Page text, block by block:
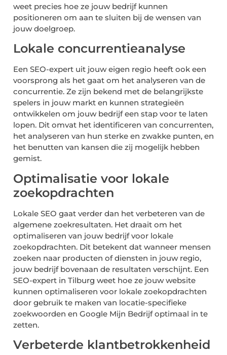
weet precies hoe ze jouw bedrijf kunnen
positioneren om aan te sluiten bij de wensen van
jouw doelgroep.
Lokale concurrentieanalyse
Een SEO-expert uit jouw eigen regio heeft ook een
voorsprong als het gaat om het analyseren van de
concurrentie. Ze zijn bekend met de belangrijkste
spelers in jouw markt en kunnen strategieën
ontwikkelen om jouw bedrijf een stap voor te laten
lopen. Dit omvat het identificeren van concurrenten,
het analyseren van hun sterke en zwakke punten, en
het benutten van kansen die zij mogelijk hebben
gemist.
Optimalisatie voor lokale
zoekopdrachten
Lokale SEO gaat verder dan het verbeteren van de
algemene zoekresultaten. Het draait om het
optimaliseren van jouw bedrijf voor lokale
zoekopdrachten. Dit betekent dat wanneer mensen
zoeken naar producten of diensten in jouw regio,
jouw bedrijf bovenaan de resultaten verschijnt. Een
SEO-expert in Tilburg weet hoe ze jouw website
kunnen optimaliseren voor lokale zoekopdrachten
door gebruik te maken van locatie-specifieke
zoekwoorden en Google Mijn Bedrijf optimaal in te
zetten.
Verbeterde klantbetrokkenheid